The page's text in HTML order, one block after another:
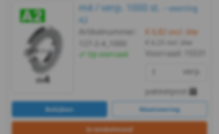
DIN
127B
-
A2
-
m5
m4 / verp. 1000 st. -
veerring
A2
Artikelnummer:
Op voorraad
€ 6,82 excl. btw
incl. btw
Voorraad:
verp.
pakketpost
Bekijken Maatvoering
In winkelmand